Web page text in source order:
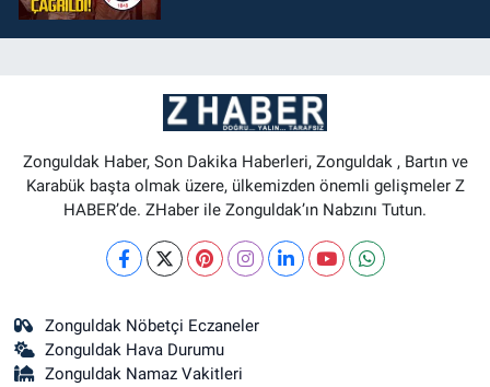
Zonguldak Haber, Son Dakika Haberleri, Zonguldak , Bartın ve
Karabük başta olmak üzere, ülkemizden önemli gelişmeler Z
HABER’de. ZHaber ile Zonguldak’ın Nabzını Tutun.
Zonguldak Nöbetçi Eczaneler
Zonguldak Hava Durumu
Zonguldak Namaz Vakitleri